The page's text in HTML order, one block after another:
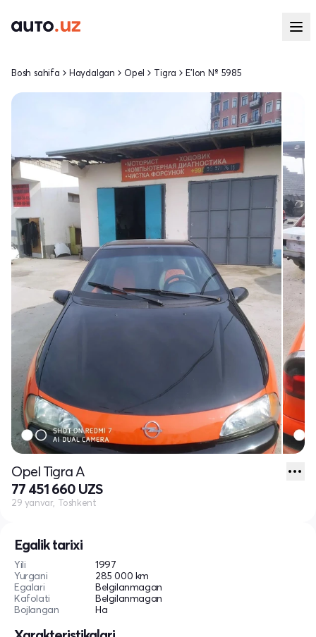
Egalik tarixi
Yili
1997
Yurgani
285 000 km
Egalari
Belgilanmagan
Kafolati
Belgilanmagan
Bojlangan
Ha
Bosh sahifa Haydalgan Opel Tigra E'lon № 5985
Opel Tigra A
77 451 660 UZS
29 yanvar, Toshkent